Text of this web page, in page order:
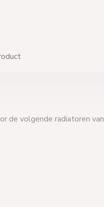
de volgende radiatoren van